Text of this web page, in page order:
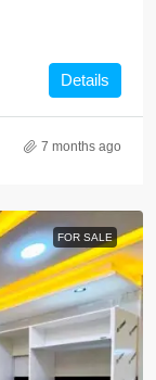
Details
7 months ago
FOR SALE